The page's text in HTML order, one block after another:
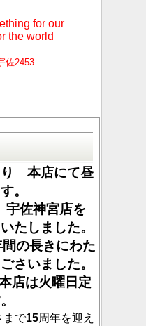
for our
the world
佐2453
り 本店にて昼
。
宇佐神宮店を
たしました。
にわた
さいました。
店は火曜日定
で15周年を迎え